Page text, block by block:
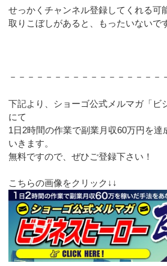
せっかくチャンネル登録してくれる可
取りこぼしがあると、もったいないで
－－－－－－－－－－－－－－－－－
下記より、ショーゴ公式メルマガ「ビ
にて
1日2時間の作業で副業月収60万円を達
いきます。
無料ですので、ぜひご登録下さい！
こちらの画像をクリック↓↓